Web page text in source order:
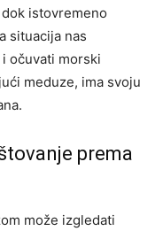
istovremeno
situacija nas
očuvati morski
meduze, ima svoju
prema
može izgledati